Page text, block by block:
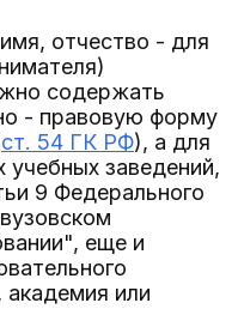
отчество - для
содержать
- правовую форму
ст. 54 ГК РФ), а для
заведений,
9 Федерального
еще и
или